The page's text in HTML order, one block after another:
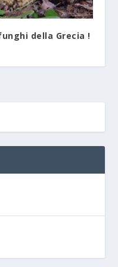
della Grecia !